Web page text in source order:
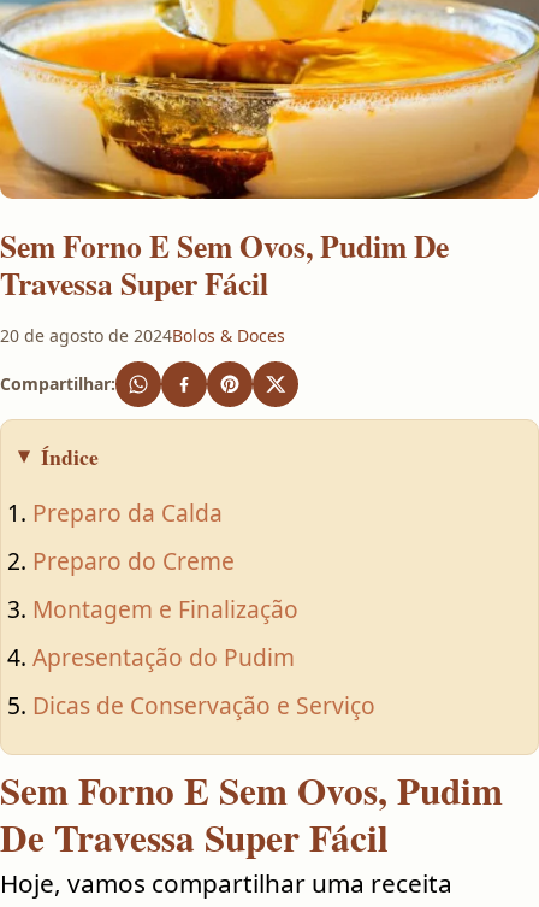
Sem Forno E Sem Ovos, Pudim De
Travessa Super Fácil
20 de agosto de 2024Bolos & Doces
Compartilhar:
Índice
Preparo da Calda
Preparo do Creme
Montagem e Finalização
Apresentação do Pudim
Dicas de Conservação e Serviço
Sem Forno E Sem Ovos, Pudim
De Travessa Super Fácil
Hoje, vamos compartilhar uma receita